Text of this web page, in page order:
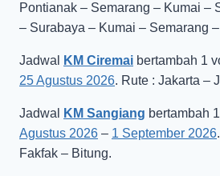
Pontianak – Semarang – Kumai –
– Surabaya – Kumai – Semarang
Jadwal KM Ciremai bertambah 1
25 Agustus 2026. Rute : Jakarta –
Jadwal KM Sangiang bertambah
Agustus 2026 – 1 September 2026
Fakfak – Bitung.